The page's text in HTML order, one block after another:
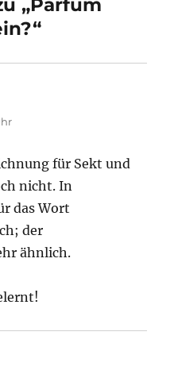
„Parfum
für Sekt und
nicht. In
das Wort
der
ähnlich.